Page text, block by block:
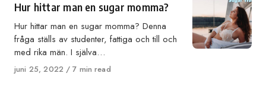
Hur hittar man en sugar momma?
Hur hittar man en sugar momma? Denna
fråga ställs av studenter, fattiga och till och
med rika män. I själva…
Published
juni 25, 2022 7 min read